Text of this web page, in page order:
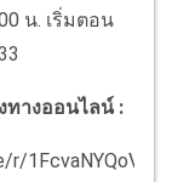
น. เริ่มตอน
ทางออนไลน์ :
1FcvaNYQoV/?